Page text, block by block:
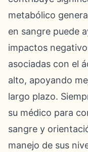
metabólico
en sangre puede
impactos
asociadas con el
alto, apoyando
largo plazo.
su médico para
sangre y
manejo de sus